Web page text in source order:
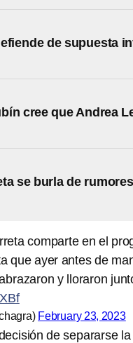
de supuesta
cree que Andrea
se burla de
comparte en el
que ayer antes de
y lloraron
February 23, 2023
de separarse